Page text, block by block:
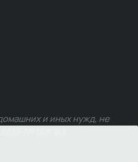
и иных нужд, не